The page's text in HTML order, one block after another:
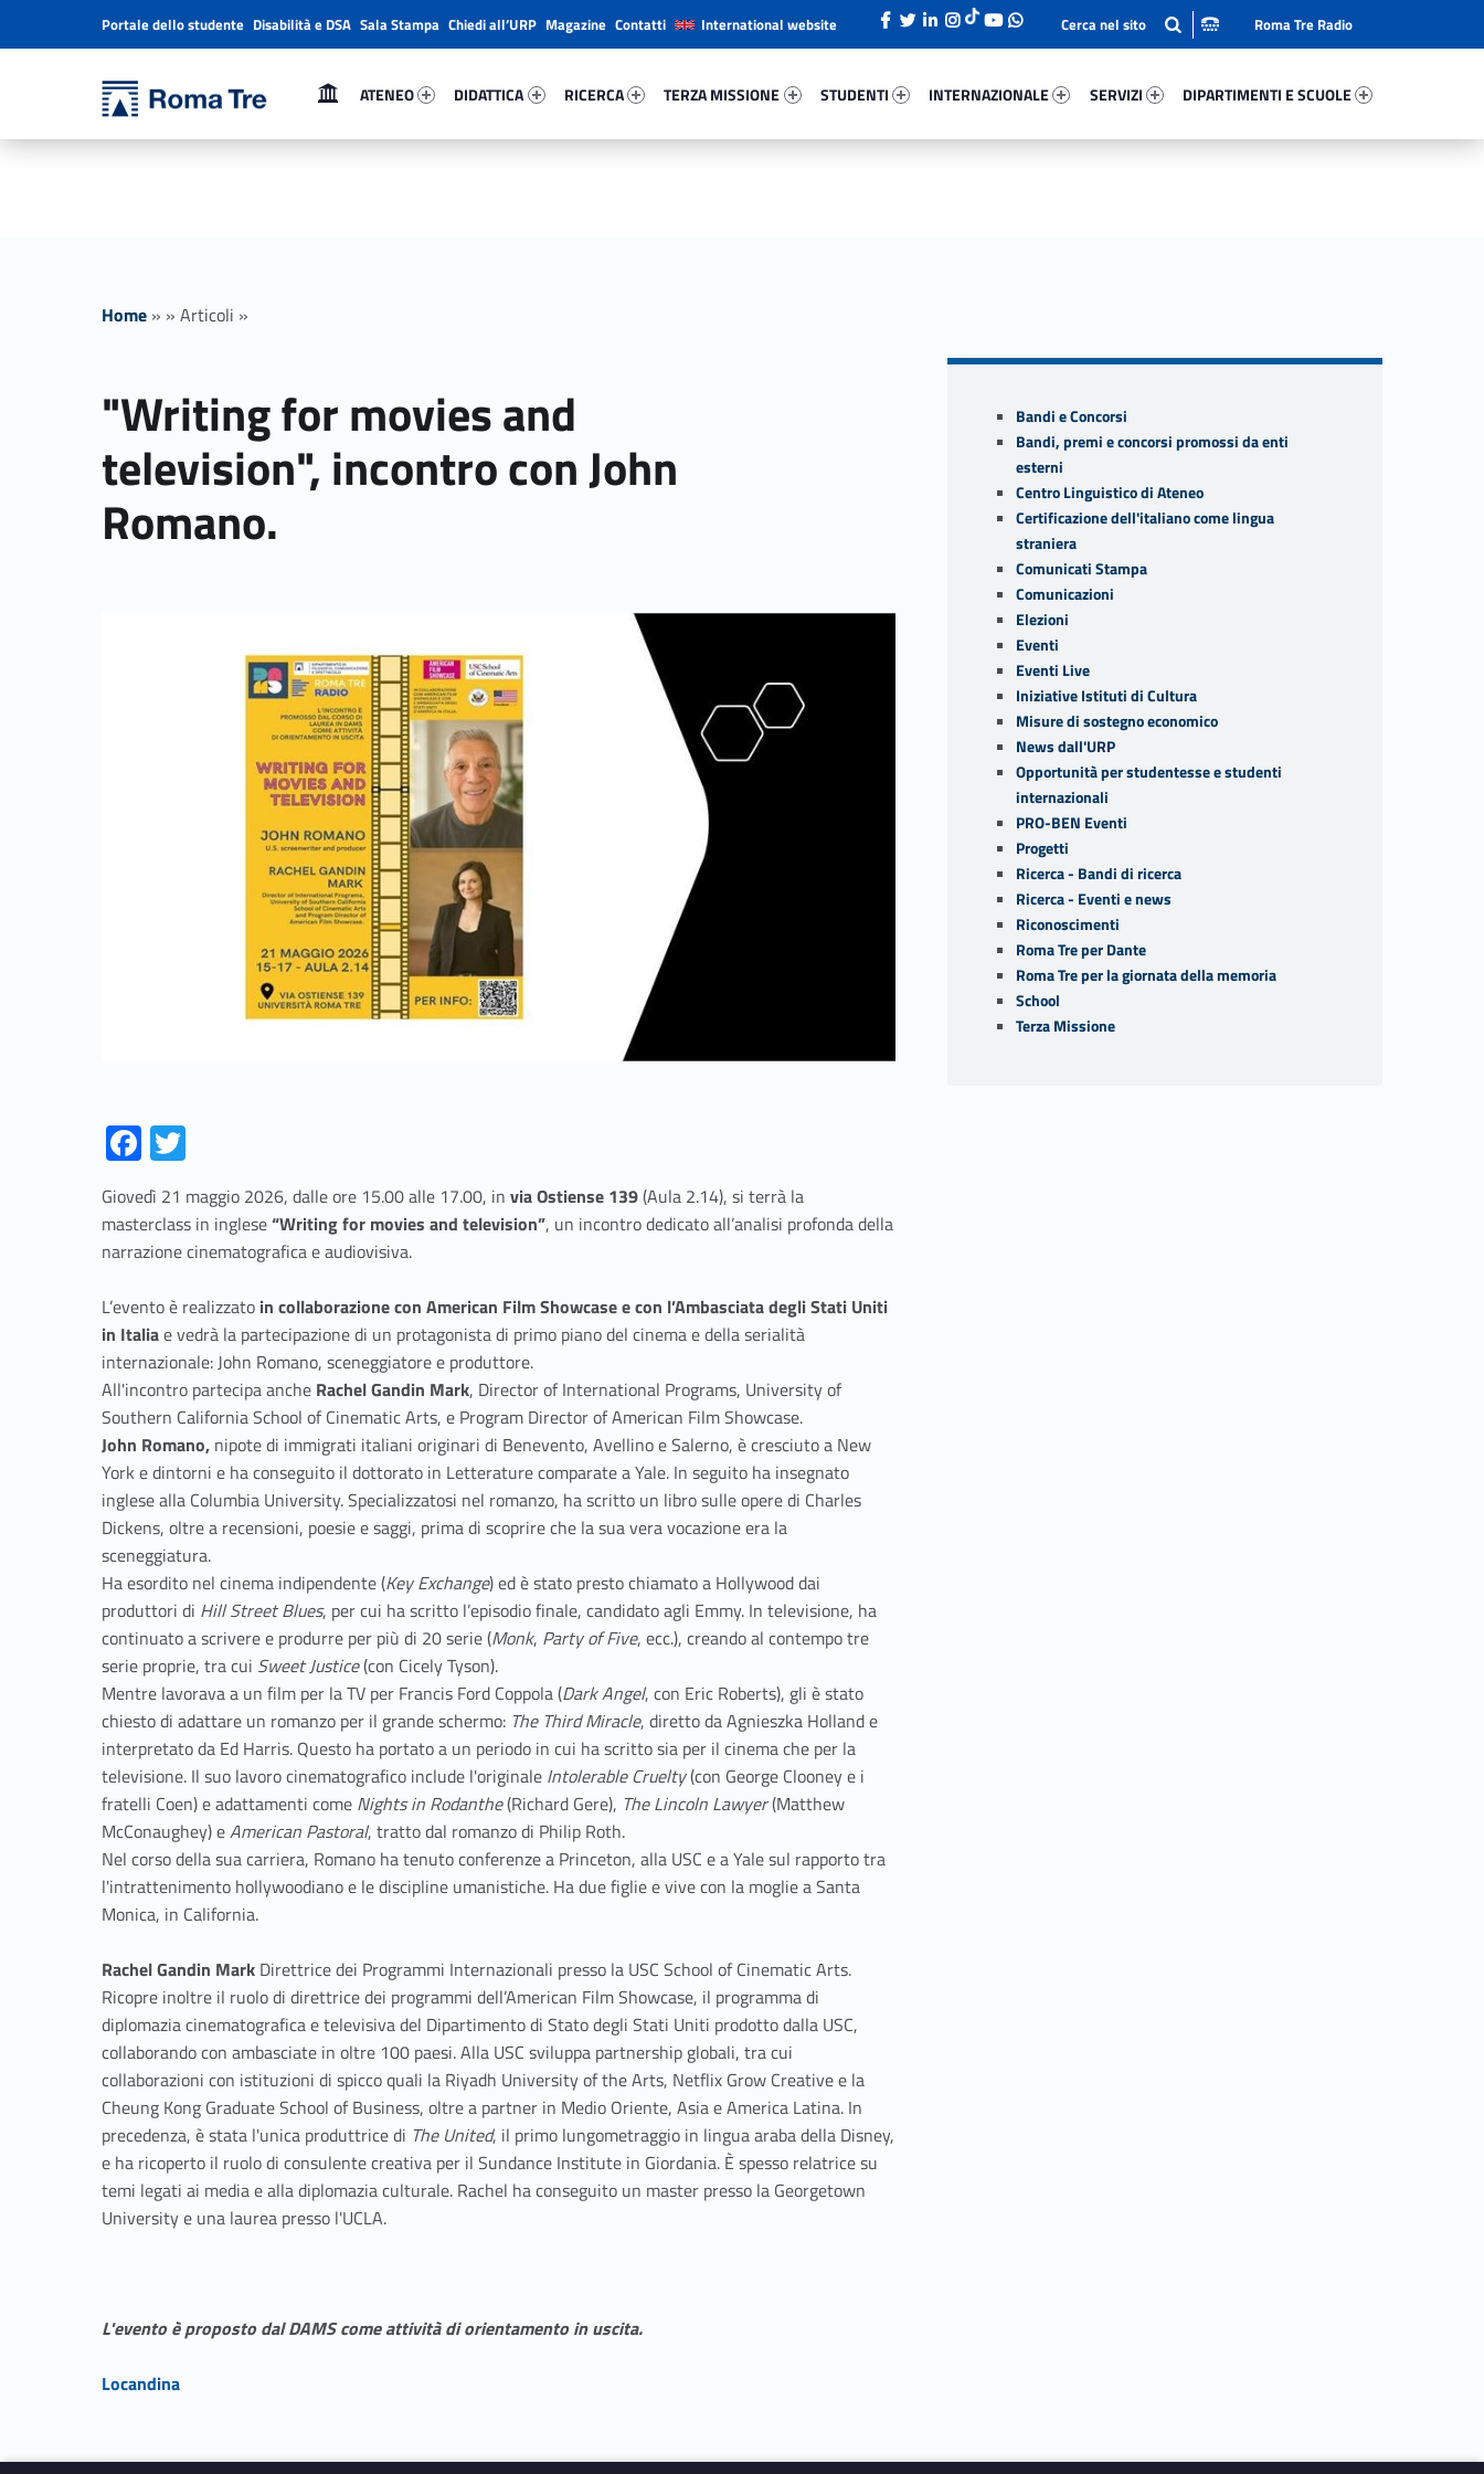
"Writing for movies and television", incontro con John Romano. - Università Roma Tre
Primary Menu
ATENEO
DIDATTICA
RICERCA
TERZA MISSIONE
STUDENTI
INTERNAZIONALE
SERVIZI
DIPARTIMENTI E SCUOLE
Header info sidebar
Portale dello studente Disabilità e DSA Sala Stampa Chiedi all’URP Magazine Contatti International website Roma Tre Radio
Home » » Articoli »
"Writing for movies and
television", incontro con John
Romano.
Fa
ce
b
o
k
itt
er
Giovedì 21 maggio 2026, dalle ore 15.00 alle 17.00, in via Ostiense 139(Aula 2.14), si terrà la
masterclass in inglese“Writing for movies and television”, un incontro dedicato all’analisi profonda della
narrazione cinematografica e audiovisiva.
L’evento è realizzato in collaborazione con American Film Showcase e con l’Ambasciata degli Stati Uniti
in Italiae vedrà la partecipazione di un protagonista di primo piano del cinema e della serialità
internazionale: John Romano, sceneggiatore e produttore.
All'incontro partecipa anche Rachel Gandin Mark, Director of International Programs, University of
Southern California School of Cinematic Arts, e Program Director of American Film Showcase.
John Romano, nipote di immigrati italiani originari di Benevento, Avellino e Salerno, è cresciuto a New
York e dintorni e ha conseguito il dottorato in Letterature comparate a Yale. In seguito ha insegnato
inglese alla Columbia University. Specializzatosi nel romanzo, ha scritto un libro sulle opere di Charles
Dickens, oltre a recensioni, poesie e saggi, prima di scoprire che la sua vera vocazione era la
sceneggiatura.
Ha esordito nel cinema indipendente (Key Exchange) ed è stato presto chiamato a Hollywood dai
produttori di Hill Street Blues, per cui ha scritto l’episodio finale, candidato agli Emmy. In televisione, ha
continuato a scrivere e produrre per più di 20 serie (Monk, Party of Five, ecc.), creando al contempo tre
serie proprie, tra cui Sweet Justice(con Cicely Tyson).
Mentre lavorava a un film per la TV per Francis Ford Coppola (Dark Angel, con Eric Roberts), gli è stato
chiesto di adattare un romanzo per il grande schermo: The Third Miracle, diretto da Agnieszka Holland e
interpretato da Ed Harris. Questo ha portato a un periodo in cui ha scritto sia per il cinema che per la
televisione. Il suo lavoro cinematografico include l'originale Intolerable Cruelty(con George Clooney e i
fratelli Coen) e adattamenti come Nights in Rodanthe(Richard Gere), The Lincoln Lawyer(Matthew
McConaughey) eAmerican Pastoral, tratto dal romanzo di Philip Roth.
Nel corso della sua carriera, Romano ha tenuto conferenze a Princeton, alla USC e a Yale sul rapporto tra
l'intrattenimento hollywoodiano e le discipline umanistiche. Ha due figlie e vive con la moglie a Santa
Monica, in California.
Rachel Gandin Mark Direttrice dei Programmi Internazionali presso la USC School of Cinematic Arts.
Ricopre inoltre il ruolo di direttrice dei programmi dell’American Film Showcase, il programma di
diplomazia cinematografica e televisiva del Dipartimento di Stato degli Stati Uniti prodotto dalla USC,
collaborando con ambasciate in oltre 100 paesi. Alla USC sviluppa partnership globali, tra cui
collaborazioni con istituzioni di spicco quali la Riyadh University of the Arts, Netflix Grow Creative e la
Cheung Kong Graduate School of Business, oltre a partner in Medio Oriente, Asia e America Latina. In
precedenza, è stata l'unica produttrice di The United, il primo lungometraggio in lingua araba della Disney,
e ha ricoperto il ruolo di consulente creativa per il Sundance Institute in Giordania. È spesso relatrice su
temi legati ai media e alla diplomazia culturale. Rachel ha conseguito un master presso la Georgetown
University e una laurea presso l'UCLA.
L'evento è proposto dal DAMS come attività di orientamento in uscita.
Link identifier #identifier__173850-1Locandina
Sidebar Bandi e Concorsi
Bandi, premi e concorsi promossi da enti
esterni
Centro Linguistico di Ateneo
Certificazione dell'italiano come lingua
straniera
Comunicati Stampa
Comunicazioni
Elezioni
Eventi
Eventi Live
Iniziative Istituti di Cultura
Misure di sostegno economico
News dall'URP
Opportunità per studentesse e studenti
internazionali
PRO-BEN Eventi
Progetti
Ricerca - Bandi di ricerca
Ricerca - Eventi e news
Riconoscimenti
Roma Tre per Dante
Roma Tre per la giornata della memoria
School
Terza Missione